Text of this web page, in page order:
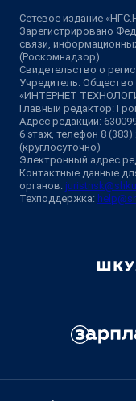
Сетевое издание
Зарегистрировано
связи,
(Роскомнадзор)
Свидетельство о
Учредитель: Общество
«ИНТЕРНЕТ
Главный редактор:
Адрес редакции:
6 этаж, телефон 8 (383)
(круглосуточно)
Электронный адрес
Контактные данные
органов:
Техподдержка: